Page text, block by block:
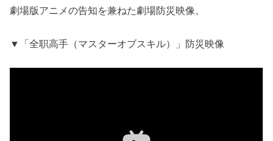
劇場版アニメの告知を兼ねた劇場防災映像。
▼「全职高手（マスターオブスキル）」防災映像